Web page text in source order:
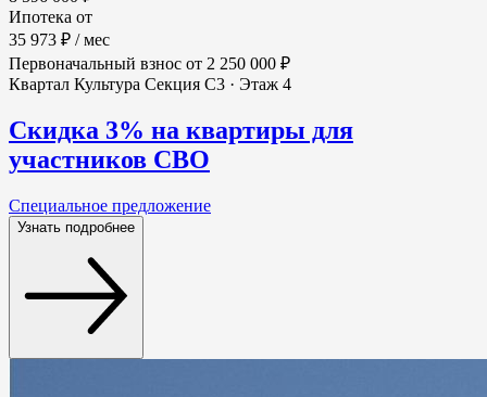
Ипотека от
35 973 ₽ / мес
Первоначальный взнос от 2 250 000 ₽
Квартал Культура Секция С3 · Этаж 4
Скидка 3% на квартиры для
участников СВО
Специальное предложение
Узнать подробнее